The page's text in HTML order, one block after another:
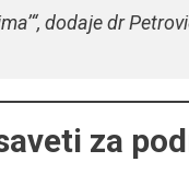
dodaje dr
za